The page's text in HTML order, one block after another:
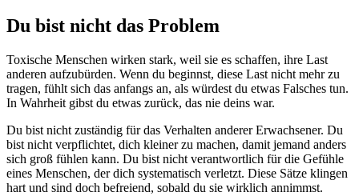
Du bist nicht das Problem
Toxische Menschen wirken stark, weil sie es schaffen, ihre Last
anderen aufzubürden. Wenn du beginnst, diese Last nicht mehr zu
tragen, fühlt sich das anfangs an, als würdest du etwas Falsches tun.
In Wahrheit gibst du etwas zurück, das nie deins war.
Du bist nicht zuständig für das Verhalten anderer Erwachsener. Du
bist nicht verpflichtet, dich kleiner zu machen, damit jemand anders
sich groß fühlen kann. Du bist nicht verantwortlich für die Gefühle
eines Menschen, der dich systematisch verletzt. Diese Sätze klingen
hart und sind doch befreiend, sobald du sie wirklich annimmst.